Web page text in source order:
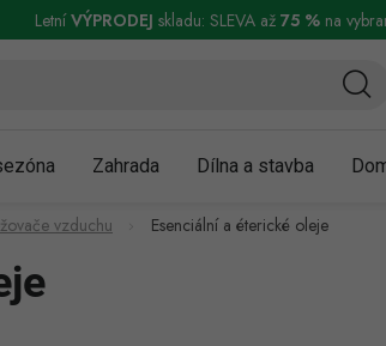
a reklamace Podmínky ochrany osobních údajů
LetníVÝPRODEJ skladu: SLEVA až 75 %na
Zahrada Dílna a stavba
vzduchu Esenciální a éterické oleje